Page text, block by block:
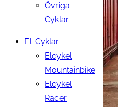
Övriga
Cyklar
El-Cyklar
Elcykel
Mountainbike
Elcykel
Racer